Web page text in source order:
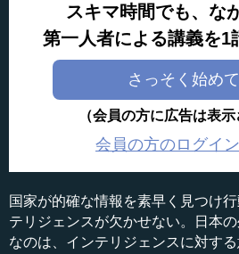
スキマ時間でも、な
第一人者による講義を1
さっそく始め
（会員の方に広告は表示
会員の方のログイ
国家が的確な情報を素早く見つけ
テリジェンスが欠かせない。日本
なのは、インテリジェンスに対す